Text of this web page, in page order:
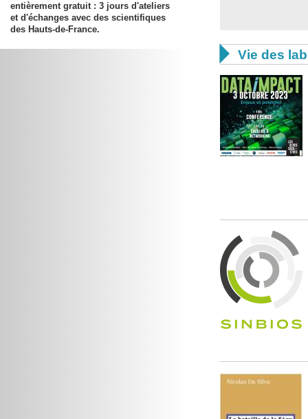
entièrement gratuit : 3 jours d'ateliers
et d'échanges avec des scientifiques
des Hauts-de-France.
 Vie des